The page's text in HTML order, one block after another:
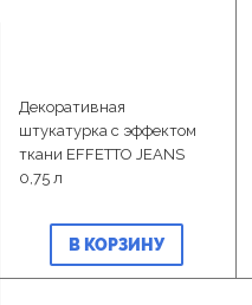
Декоративная
штукатурка с эффектом
ткани EFFETTO JEANS
0,75 л
В КОРЗИНУ